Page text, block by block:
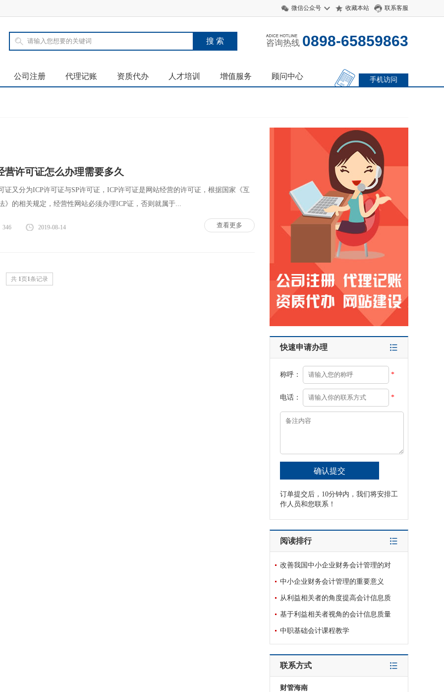
微信公众号 收藏本站 联系客服
咨询热线 0898-65859863
公司注册 代理记账 资质代办 人才培训 增值服务 顾问中心 手机访问
营许可证怎么办理需要多久
证又分为ICP许可证与SP许可证，ICP许可证是网站经营的许可证，根据国家《互
》的相关规定，经营性网站必须办理ICP证，否则就属于...
查看更多
346 2019-08-14
共 1页1条记录
快速申请办理
称呼： *
电话： *
订单提交后，10分钟内，我们将安排工
作人员和您联系！
阅读排行
改善我国中小企业财务会计管理的对
中小企业财务会计管理的重要意义
从利益相关者的角度提高会计信息质
基于利益相关者视角的会计信息质量
中职基础会计课程教学
联系方式
财管海南